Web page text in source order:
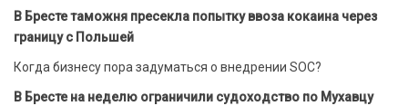
В Бресте таможня пресекла попытку ввоза кокаина через
границу с Польшей
Когда бизнесу пора задуматься о внедрении SOC?
В Бресте на неделю ограничили судоходство по Мухавцу